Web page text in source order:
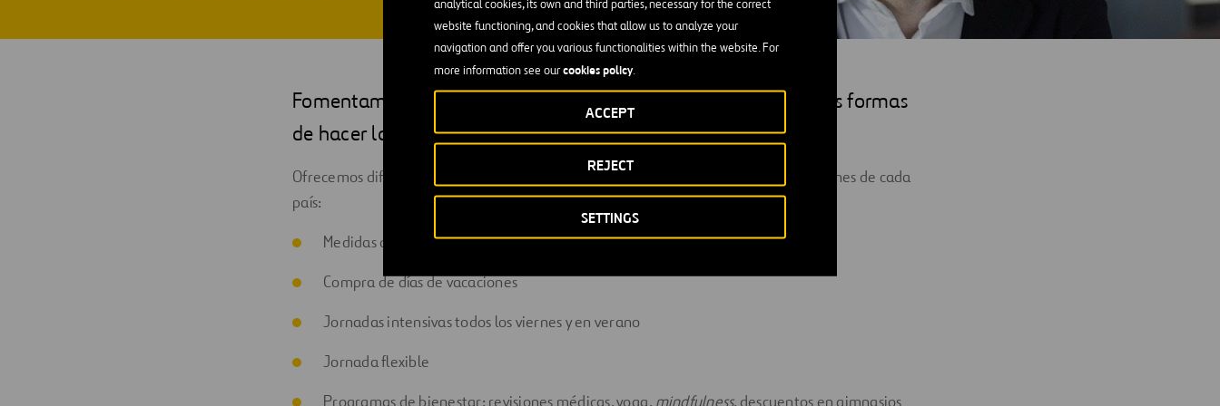
analytical cookies, its own and third parties, necessary for the correct
website functioning, and cookies that allow us to analyze your
navigation and offer you various functionalities within the website. For
more information see ourcookies policy.
SETTINGS
REJECT
ACCEPT
Ingeniería
Fomentamos un ambiente laboral flexible desarrollando nuevas formas
de hacer las cosas, más ágiles, creativas y eficientes.
Ofrecemos diferentes medidas de flexibilidad atendiendo a la legislación y condiciones de cada
país:
Medidas de conciliación
Compra de días de vacaciones
Jornadas intensivas todos los viernes y en verano
Jornada flexible
Programas de bienestar: revisiones médicas, yoga, mindfulness, descuentos en gimnasios